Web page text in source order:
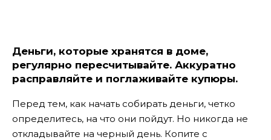
Деньги, которые хранятся в доме,
регулярно пересчитывайте. Аккуратно
расправляйте и поглаживайте купюры.
Перед тем, как начать собирать деньги, четко
определитесь, на что они пойдут. Но никогда не
откладывайте на черный день. Копите с